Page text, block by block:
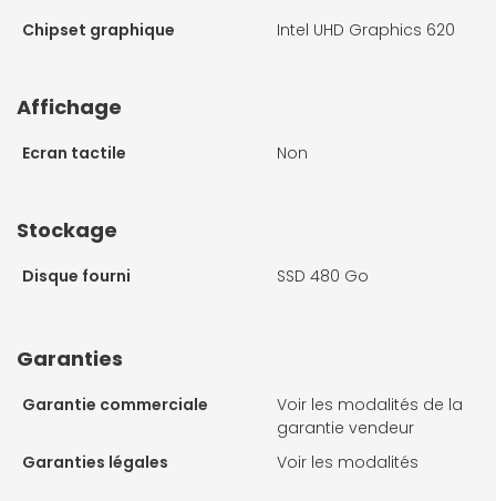
Chipset graphique Intel UHD Graphics 620
Affichage
Ecran tactile Non
Stockage
Disque fourni SSD 480 Go
Garanties
Garantie commerciale
Voir les modalités de la
garantie vendeur
Garanties légales
Voir les modalités